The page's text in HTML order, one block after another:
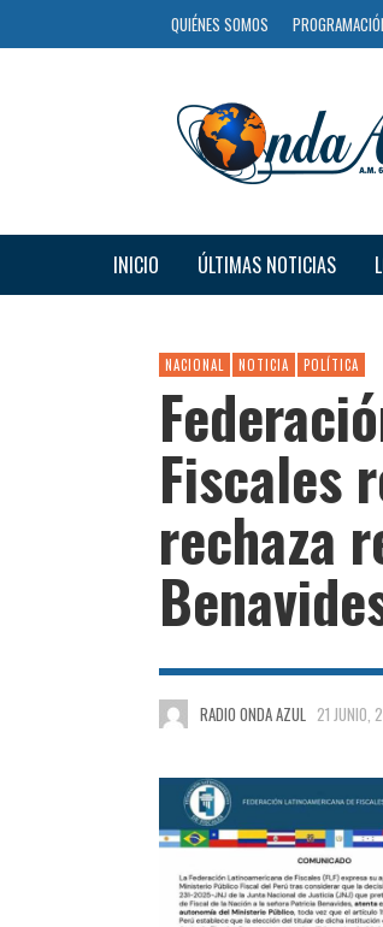
QUIÉNES SOMOS
INICIO ÚLTIMAS NOTICIAS
NACIONAL NOTICIA POLÍTICA
Fiscales
rechaza
RADIO ONDA AZUL 21 JUNIO,